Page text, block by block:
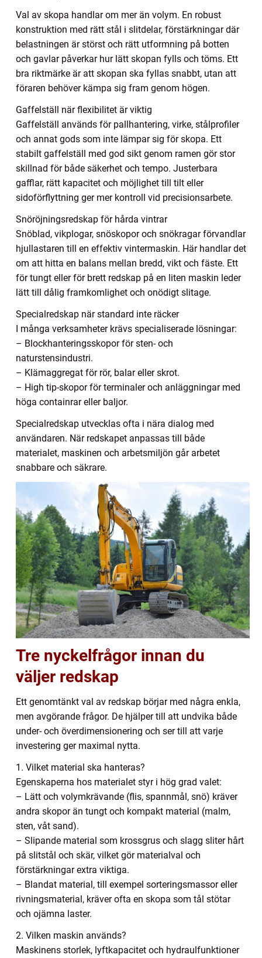
Val av skopa handlar om mer än volym. En robust
konstruktion med rätt stål i slitdelar, förstärkningar där
belastningen är störst och rätt utformning på botten
och gavlar påverkar hur lätt skopan fylls och töms. Ett
bra riktmärke är att skopan ska fyllas snabbt, utan att
föraren behöver kämpa sig fram genom högen.
Gaffelställ när flexibilitet är viktig
Gaffelställ används för pallhantering, virke, stålprofiler
och annat gods som inte lämpar sig för skopa. Ett
stabilt gaffelställ med god sikt genom ramen gör stor
skillnad för både säkerhet och tempo. Justerbara
gafflar, rätt kapacitet och möjlighet till tilt eller
sidoförflyttning ger mer kontroll vid precisionsarbete.
Snöröjningsredskap för hårda vintrar
Snöblad, vikplogar, snöskopor och snökragar förvandlar
hjullastaren till en effektiv vintermaskin. Här handlar det
om att hitta en balans mellan bredd, vikt och fäste. Ett
för tungt eller för brett redskap på en liten maskin leder
lätt till dålig framkomlighet och onödigt slitage.
Specialredskap när standard inte räcker
I många verksamheter krävs specialiserade lösningar:
– Blockhanteringsskopor för sten- och
naturstensindustri.
– Klämaggregat för rör, balar eller skrot.
– High tip-skopor för terminaler och anläggningar med
höga containrar eller baljor.
Specialredskap utvecklas ofta i nära dialog med
användaren. När redskapet anpassas till både
materialet, maskinen och arbetsmiljön går arbetet
snabbare och säkrare.
Tre nyckelfrågor innan du
väljer redskap
Ett genomtänkt val av redskap börjar med några enkla,
men avgörande frågor. De hjälper till att undvika både
under- och överdimensionering och ser till att varje
investering ger maximal nytta.
1. Vilket material ska hanteras?
Egenskaperna hos materialet styr i hög grad valet:
– Lätt och volymkrävande (flis, spannmål, snö) kräver
andra skopor än tungt och kompakt material (malm,
sten, våt sand).
– Slipande material som krossgrus och slagg sliter hårt
på slitstål och skär, vilket gör materialval och
förstärkningar extra viktiga.
– Blandat material, till exempel sorteringsmassor eller
rivningsmaterial, kräver ofta en skopa som tål stötar
och ojämna laster.
2. Vilken maskin används?
Maskinens storlek, lyftkapacitet och hydraulfunktioner